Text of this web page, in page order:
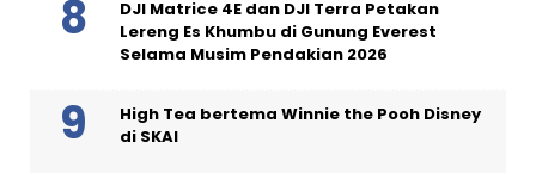
DJI Matrice 4E dan DJI Terra Petakan
Lereng Es Khumbu di Gunung Everest
Selama Musim Pendakian 2026
High Tea bertema Winnie the Pooh Disney
di SKAI